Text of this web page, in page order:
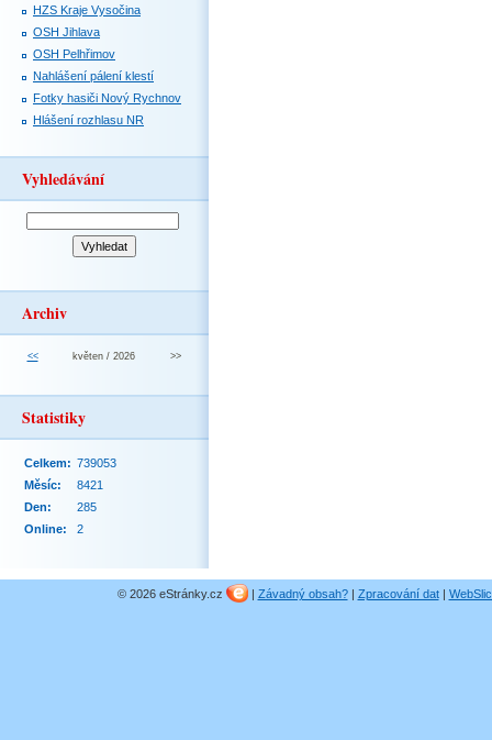
HZS Kraje Vysočina
OSH Jihlava
OSH Pelhřimov
Nahlášení pálení klestí
Fotky hasiči Nový Rychnov
Hlášení rozhlasu NR
Vyhledávání
Archiv
<< květen / 2026 >>
Statistiky
Online: 2
Celkem: 739053
Měsíc:
8421
Den:
285
© 2026 eStránky.cz | Závadný obsah?| Zpracování dat|